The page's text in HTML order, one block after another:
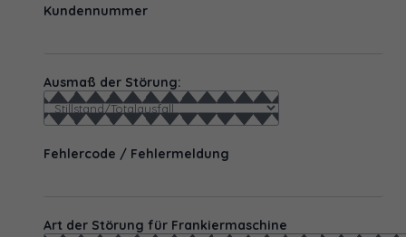
Kundennummer
Ausmaß der Störung:
Fehlercode / Fehlermeldung
Art der Störung für Frankiermaschine